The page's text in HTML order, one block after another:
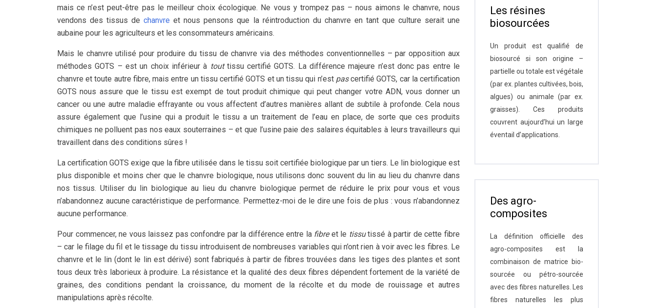
mais ce n’est peut-être pas le meilleur choix écologique. Ne vous y trompez pas – nous aimons le chanvre, nous
vendons des tissus dechanvre et nous pensons que la réintroduction du chanvre en tant que culture serait une
aubaine pour les agriculteurs et les consommateurs américains.
Mais le chanvre utilisé pour produire du tissu de chanvre via des méthodes conventionnelles – par opposition aux
méthodes GOTS – est un choix inférieur à touttissu certifié GOTS. La différence majeure n’est donc pas entre le
chanvre et toute autre fibre, mais entre un tissu certifié GOTS et un tissu qui n’est pascertifié GOTS, car la certification
GOTS nous assure que le tissu est exempt de tout produit chimique qui peut changer votre ADN, vous donner un
cancer ou une autre maladie effrayante ou vous affectent d’autres manières allant de subtile à profonde. Cela nous
assure également que l’usine qui a produit le tissu a un traitement de l’eau en place, de sorte que ces produits
chimiques ne polluent pas nos eaux souterraines – et que l’usine paie des salaires équitables à leurs travailleurs qui
travaillent dans des conditions sûres !
La certification GOTS exige que la fibre utilisée dans le tissu soit certifiée biologique par un tiers. Le lin biologique est
plus disponible et moins cher que le chanvre biologique, nous utilisons donc souvent du lin au lieu du chanvre dans
nos tissus. Utiliser du lin biologique au lieu du chanvre biologique permet de réduire le prix pour vous et vous
n’abandonnez aucune caractéristique de performance. Permettez-moi de le dire une fois de plus : vous n’abandonnez
aucune performance.
Pour commencer, ne vous laissez pas confondre par la différence entre la fibreet le tissutissé à partir de cette fibre
– car le filage du fil et le tissage du tissu introduisent de nombreuses variables qui n’ont rien à voir avec les fibres. Le
chanvre et le lin (dont le lin est dérivé) sont fabriqués à partir de fibres trouvées dans les tiges des plantes et sont
tous deux très laborieux à produire. La résistance et la qualité des deux fibres dépendent fortement de la variété de
graines, des conditions pendant la croissance, du moment de la récolte et du mode de rouissage et autres
manipulations après récolte.
Les résines
biosourcées
Un produit est qualifié de
biosourcé si son origine –
partielle ou totale est végétale
(par ex. plantes cultivées, bois,
algues) ou animale (par ex.
graisses). Ces produits
couvrent aujourd’hui un large
éventail d’applications.
Des agro-
composites
La définition officielle des
agro-composites est la
combinaison de matrice bio-
sourcée ou pétro-sourcée
avec des fibres naturelles. Les
fibres naturelles les plus